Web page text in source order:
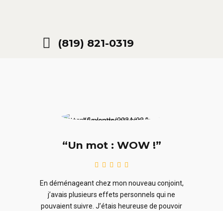
(819) 821-0319
“Un mot : WOW !”
En déménageant chez mon nouveau conjoint,
j’avais plusieurs effets personnels qui ne
pouvaient suivre. J’étais heureuse de pouvoir